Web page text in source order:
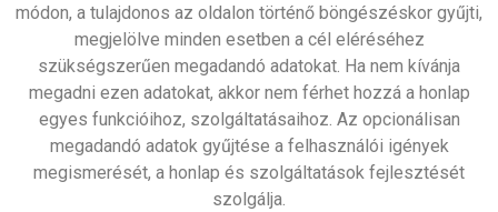
módon, a tulajdonos az oldalon történő böngészéskor gyűjti,
megjelölve minden esetben a cél eléréséhez
szükségszerűen megadandó adatokat. Ha nem kívánja
megadni ezen adatokat, akkor nem férhet hozzá a honlap
egyes funkcióihoz, szolgáltatásaihoz. Az opcionálisan
megadandó adatok gyűjtése a felhasználói igények
megismerését, a honlap és szolgáltatások fejlesztését
szolgálja.